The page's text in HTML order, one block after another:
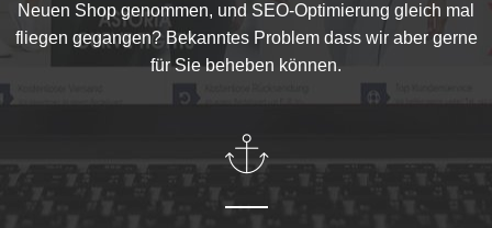
Neuen Shop genommen, und SEO-Optimierung gleich mal
fliegen gegangen? Bekanntes Problem dass wir aber gerne
für Sie beheben können.